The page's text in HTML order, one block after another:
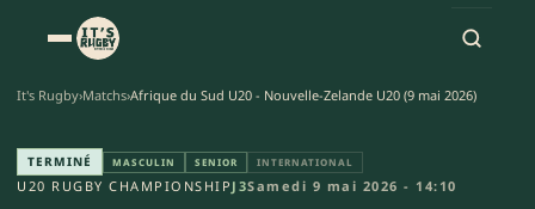
It's Rugby›Matchs›Afrique du Sud U20 - Nouvelle-Zelande U20 (9 mai 2026)
Afrique du Sud U20 -
TERMINÉ MASCULIN SENIOR INTERNATIONAL
U20 RUGBY CHAMPIONSHIP J3Samedi 9 mai 2026 - 14:10